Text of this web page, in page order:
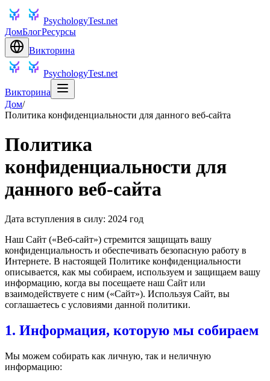
PsychologyTest.net
ДомБлогРесурсы
Викторина
PsychologyTest.net
Викторина
Дом/
Политика конфиденциальности для данного веб-сайта
Политика
конфиденциальности для
данного веб-сайта
Дата вступления в силу: 2024 год
Наш Сайт («Веб-сайт») стремится защищать вашу
конфиденциальность и обеспечивать безопасную работу в
Интернете. В настоящей Политике конфиденциальности
описывается, как мы собираем, используем и защищаем вашу
информацию, когда вы посещаете наш Сайт или
взаимодействуете с ним («Сайт»). Используя Сайт, вы
соглашаетесь с условиями данной политики.
1. Информация, которую мы собираем
Мы можем собирать как личную, так и неличную
информацию: